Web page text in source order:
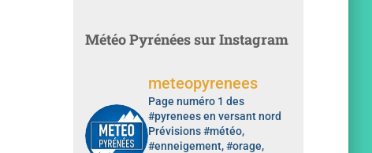
Météo Pyrénées sur Instagram
meteopyrenees
Page numéro 1 des
#pyrenees en versant nord
Prévisions #météo,
#enneigement, #orage,